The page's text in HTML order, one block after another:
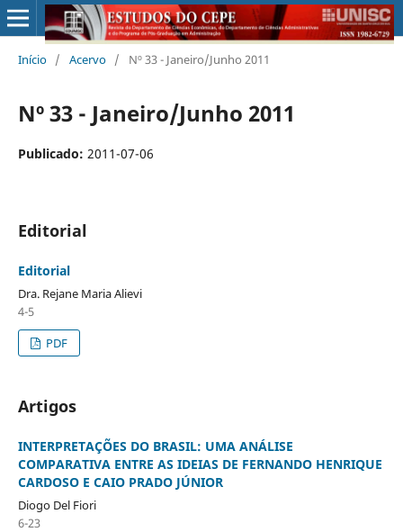
Início / Acervo / Nº 33 - Janeiro/Junho 2011
Nº 33 - Janeiro/Junho 2011
Publicado: 2011-07-06
Editorial
Editorial
Dra. Rejane Maria Alievi
4-5
PDF
Artigos
INTERPRETAÇÕES DO BRASIL: UMA ANÁLISE
COMPARATIVA ENTRE AS IDEIAS DE FERNANDO HENRIQUE
CARDOSO E CAIO PRADO JÚNIOR
Diogo Del Fiori
6-23